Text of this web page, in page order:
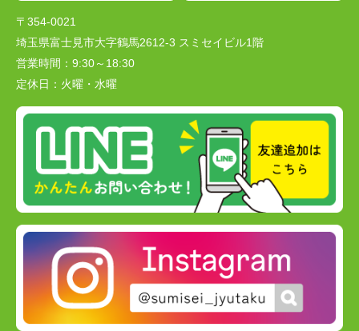
〒354-0021
埼玉県富士見市大字鶴馬2612-3 スミセイビル1階
営業時間： 9:30～18:30
定休日： 火曜・水曜